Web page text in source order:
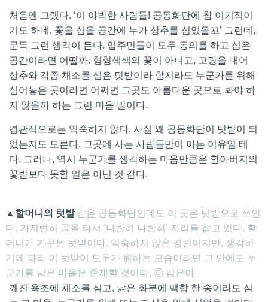
처음엔 그랬다. ‘이 야박한 사람들! 공동화단에 참 이기적이
기도 하네. 꽃을 심을 공간에 누가 상추를 심었을꼬’ 그런데,
문득 그런 생각이 든다. 입주민들이 모두 동의를 하고 심은
공간이라면 어떨까. 형형색색의 꽃이 아니고, 고랑을 내어
상추와 각종 채소를 심은 텃밭이라 할지라도 누군가를 위해
심어놓은 곳이라면 어쩌면 그곳도 아름다운 곳으로 봐야 하
지 않을까 하는 그런 마음 말이다.
경관적으로는 익숙하지 않다. 사실 왜 공동화단이 텃밭이 되
었는지도 모른다. 그곳에 사는 사람들만이 아는 이유일 테
다. 그러나, 역시 누군가를 생각하는 마음만큼은 할아버지의
꽃밭보다 못할 일은 아닌 것 같다.
▲할머니의 텃밭 같은 공동화단인데도 이 곳은 텃밭으로 쓰인
다. 가지런히 골을 타서 ‘나란히 나란히’ 자리를 잡고 있다. 할
머니가 가꾸는 텃밭이다. 익숙하지 않은 경관이지만, 생각하
기에 따라 이 텃밭이 모두가 원하는 모습이라면 그 안에도 누
군가를 담은 마음은 존재할 것이다. ⓒ 김은아
깨진 욕조에 채소를 심고, 낡은 화분에 백합 한 송이라도 심